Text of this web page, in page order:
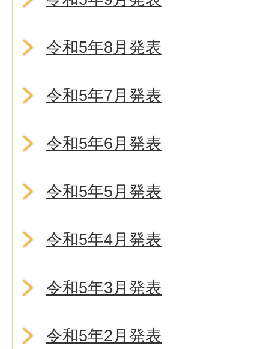
令和5年8月発表
令和5年7月発表
令和5年6月発表
令和5年5月発表
令和5年4月発表
令和5年3月発表
令和5年2月発表